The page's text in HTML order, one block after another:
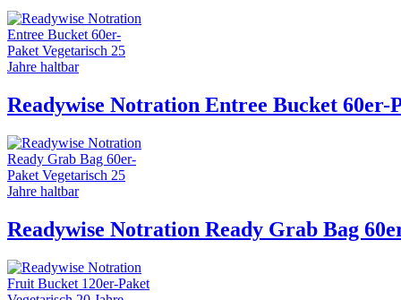
Readywise Notration Entree Bucket
Readywise Notration Ready Grab Bag